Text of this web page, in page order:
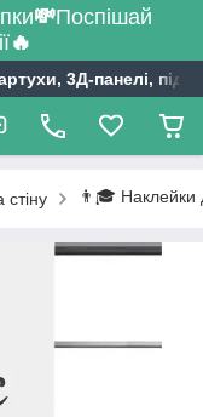
💸Поспішай
🔥
3Д-панелі,
👨🎓 Наклейки